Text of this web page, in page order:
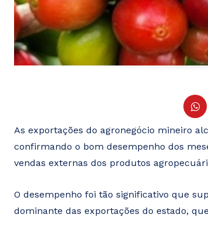
As exportações do agronegócio mineiro
confirmando o bom desempenho dos
vendas externas dos produtos
O desempenho foi tão significativo que
dominante das exportações do estado,